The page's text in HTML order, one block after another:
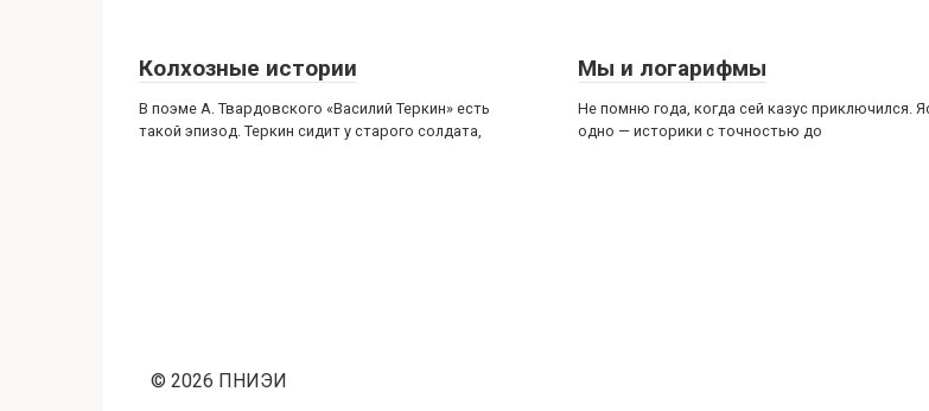
Колхозные истории
В поэме А. Твардовского «Василий Теркин» есть
такой эпизод. Теркин сидит у старого солдата,
Мы и логарифмы
Не помню года, когда сей казус приключился.
одно — историки с точностью до
© 2026 ПНИЭИ